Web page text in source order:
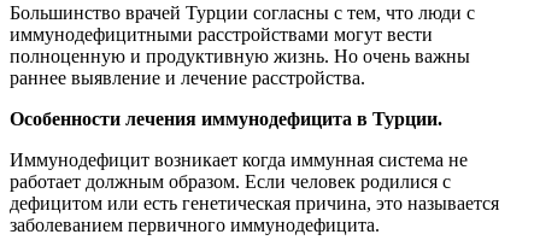
Большинство врачей Турции согласны с тем, что люди с
иммунодефицитными расстройствами могут вести
полноценную и продуктивную жизнь. Но очень важны
раннее выявление и лечение расстройства.
Особенности лечения иммунодефицита в Турции.
Иммунодефицит возникает когда иммунная система не
работает должным образом. Если человек родилися с
дефицитом или есть генетическая причина, это называется
заболеванием первичного иммунодефицита.